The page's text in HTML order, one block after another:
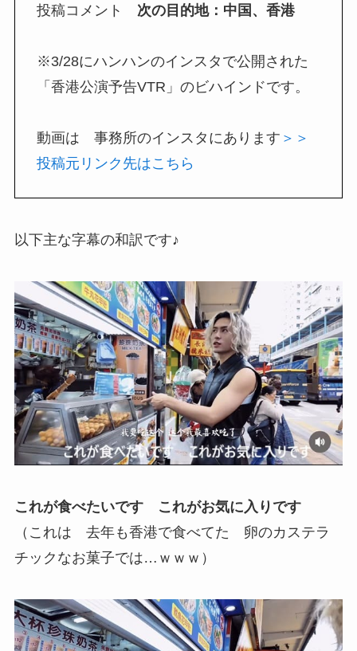
投稿コメント 次の目的地：中国、香港
※3/28にハンハンのインスタで公開された
「香港公演予告VTR」のビハインドです。
動画は 事務所のインスタにあります ＞＞
投稿元リンク先はこちら
以下主な字幕の和訳です♪
これが食べたいです これがお気に入りです
（これは 去年も香港で食べてた 卵のカステラ
チックなお菓子では…ｗｗｗ）